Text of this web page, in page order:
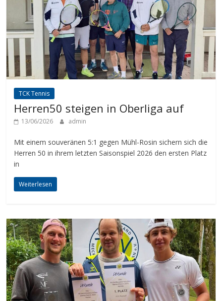
TCK Tennis
Herren50 steigen in Oberliga auf
13/06/2026 admin
Mit einem souveränen 5:1 gegen Mühl-Rosin sichern sich die
Herren 50 in ihrem letzten Saisonspiel 2026 den ersten Platz
in
Weiterlesen